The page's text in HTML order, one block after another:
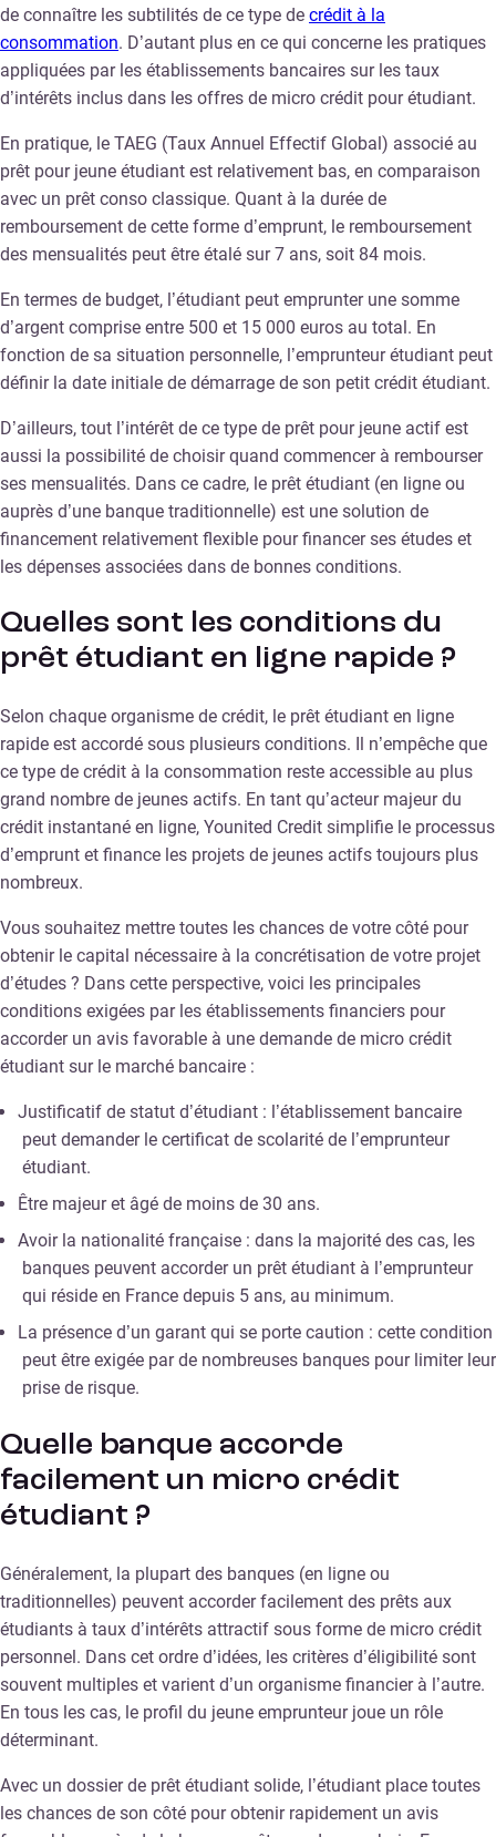
de connaître les subtilités de ce type de crédit à la
consommation. D’autant plus en ce qui concerne les pratiques
appliquées par les établissements bancaires sur les taux
d’intérêts inclus dans les offres de micro crédit pour étudiant.
En pratique, le TAEG (Taux Annuel Effectif Global) associé au
prêt pour jeune étudiant est relativement bas, en comparaison
avec un prêt conso classique. Quant à la durée de
remboursement de cette forme d’emprunt, le remboursement
des mensualités peut être étalé sur 7 ans, soit 84 mois.
En termes de budget, l’étudiant peut emprunter une somme
d’argent comprise entre 500 et 15 000 euros au total. En
fonction de sa situation personnelle, l’emprunteur étudiant peut
définir la date initiale de démarrage de son petit crédit étudiant.
D’ailleurs, tout l’intérêt de ce type de prêt pour jeune actif est
aussi la possibilité de choisir quand commencer à rembourser
ses mensualités. Dans ce cadre, le prêt étudiant (en ligne ou
auprès d’une banque traditionnelle) est une solution de
financement relativement flexible pour financer ses études et
les dépenses associées dans de bonnes conditions.
Quelles sont les conditions du
prêt étudiant en ligne rapide ?
Selon chaque organisme de crédit, le prêt étudiant en ligne
rapide est accordé sous plusieurs conditions. Il n’empêche que
ce type de crédit à la consommation reste accessible au plus
grand nombre de jeunes actifs. En tant qu’acteur majeur du
crédit instantané en ligne, Younited Credit simplifie le processus
d’emprunt et finance les projets de jeunes actifs toujours plus
nombreux.
Vous souhaitez mettre toutes les chances de votre côté pour
obtenir le capital nécessaire à la concrétisation de votre projet
d’études ? Dans cette perspective, voici les principales
conditions exigées par les établissements financiers pour
accorder un avis favorable à une demande de micro crédit
étudiant sur le marché bancaire :
Justificatif de statut d’étudiant : l’établissement bancaire
peut demander le certificat de scolarité de l’emprunteur
étudiant.
Être majeur et âgé de moins de 30 ans.
Avoir la nationalité française : dans la majorité des cas, les
banques peuvent accorder un prêt étudiant à l’emprunteur
qui réside en France depuis 5 ans, au minimum.
La présence d’un garant qui se porte caution : cette condition
peut être exigée par de nombreuses banques pour limiter leur
prise de risque.
Quelle banque accorde
facilement un micro crédit
étudiant ?
Généralement, la plupart des banques (en ligne ou
traditionnelles) peuvent accorder facilement des prêts aux
étudiants à taux d’intérêts attractif sous forme de micro crédit
personnel. Dans cet ordre d’idées, les critères d’éligibilité sont
souvent multiples et varient d’un organisme financier à l’autre.
En tous les cas, le profil du jeune emprunteur joue un rôle
déterminant.
Avec un dossier de prêt étudiant solide, l’étudiant place toutes
les chances de son côté pour obtenir rapidement un avis